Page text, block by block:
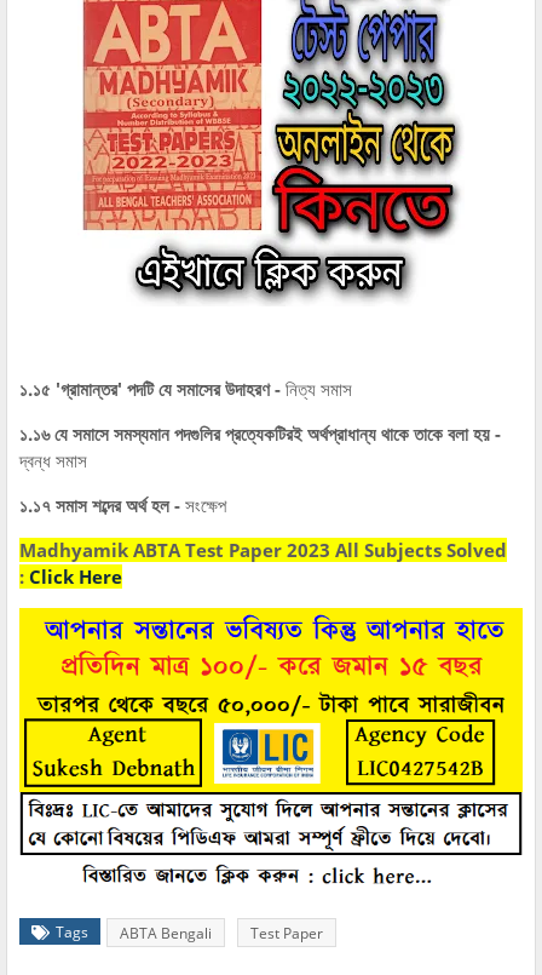
১.১৫ 'গ্রামান্তর' পদটি যে সমাসের উদাহরণ - নিত্য সমাস
১.১৬ যে সমাসে সমস্যমান পদগুলির প্রত্যেকটিরই অর্থপ্রাধান্য থাকে তাকে বলা হয় -
দ্বন্ধ সমাস
১.১৭ সমাস শব্দের অর্থ হল - সংক্ষেপ
Madhyamik ABTA Test Paper 2023 All Subjects Solved
: Click Here
Tags ABTA Bengali Test Paper